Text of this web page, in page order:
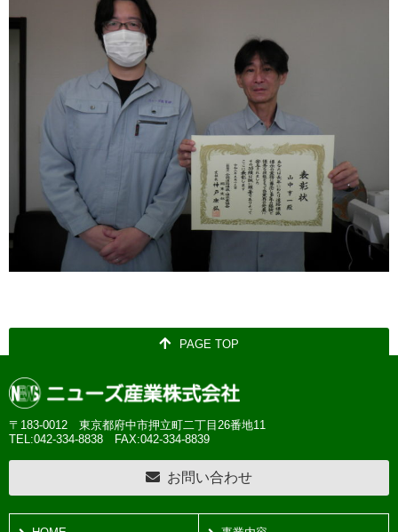
PAGE TOP
〒183-0012 東京都府中市押立町二丁目26番地11
TEL:042-334-8838
FAX:042-334-8839
お問い合わせ